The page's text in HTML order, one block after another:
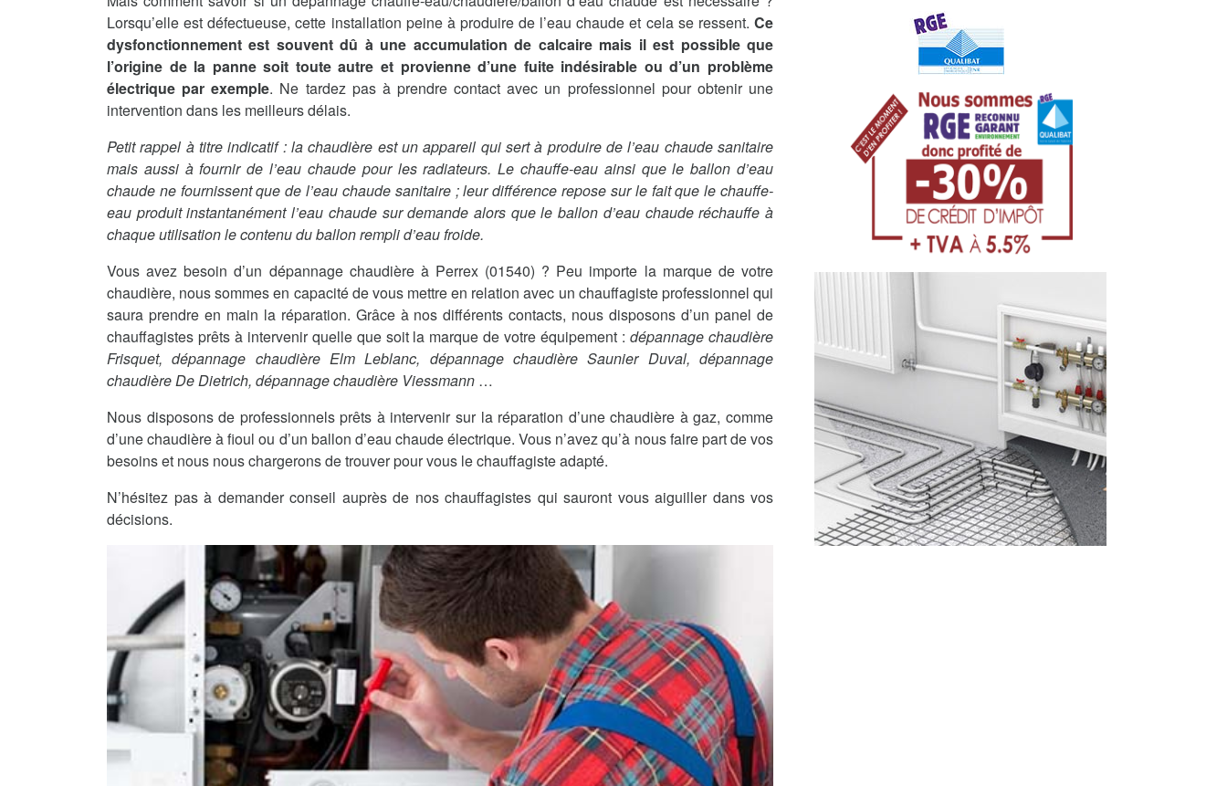
Lorsqu’elle est défectueuse, cette installation peine à produire de l’eau chaude et cela se ressent. Ce
dysfonctionnement est souvent dû à une accumulation de calcaire mais il est possible que
l’origine de la panne soit toute autre et provienne d’une fuite indésirable ou d’un problème
électrique par exemple. Ne tardez pas à prendre contact avec un professionnel pour obtenir une
intervention dans les meilleurs délais.
Petit rappel à titre indicatif : la chaudière est un appareil qui sert à produire de l’eau chaude sanitaire
mais aussi à fournir de l’eau chaude pour les radiateurs. Le chauffe-eau ainsi que le ballon d’eau
chaude ne fournissent que de l’eau chaude sanitaire ; leur différence repose sur le fait que le chauffe-
eau produit instantanément l’eau chaude sur demande alors que le ballon d’eau chaude réchauffe à
chaque utilisation le contenu du ballon rempli d’eau froide.
Vous avez besoin d’un dépannage chaudière à Perrex (01540) ? Peu importe la marque de votre
chaudière, nous sommes en capacité de vous mettre en relation avec un chauffagiste professionnel qui
saura prendre en main la réparation. Grâce à nos différents contacts, nous disposons d’un panel de
chauffagistes prêts à intervenir quelle que soit la marque de votre équipement :dépannage chaudière
Frisquet, dépannage chaudière Elm Leblanc, dépannage chaudière Saunier Duval, dépannage
chaudière De Dietrich, dépannage chaudière Viessmann …
Nous disposons de professionnels prêts à intervenir sur la réparation d’une chaudière à gaz, comme
d’une chaudière à fioul ou d’un ballon d’eau chaude électrique. Vous n’avez qu’à nous faire part de vos
besoins et nous nous chargerons de trouver pour vous le chauffagiste adapté.
N’hésitez pas à demander conseil auprès de nos chauffagistes qui sauront vous aiguiller dans vos
décisions.